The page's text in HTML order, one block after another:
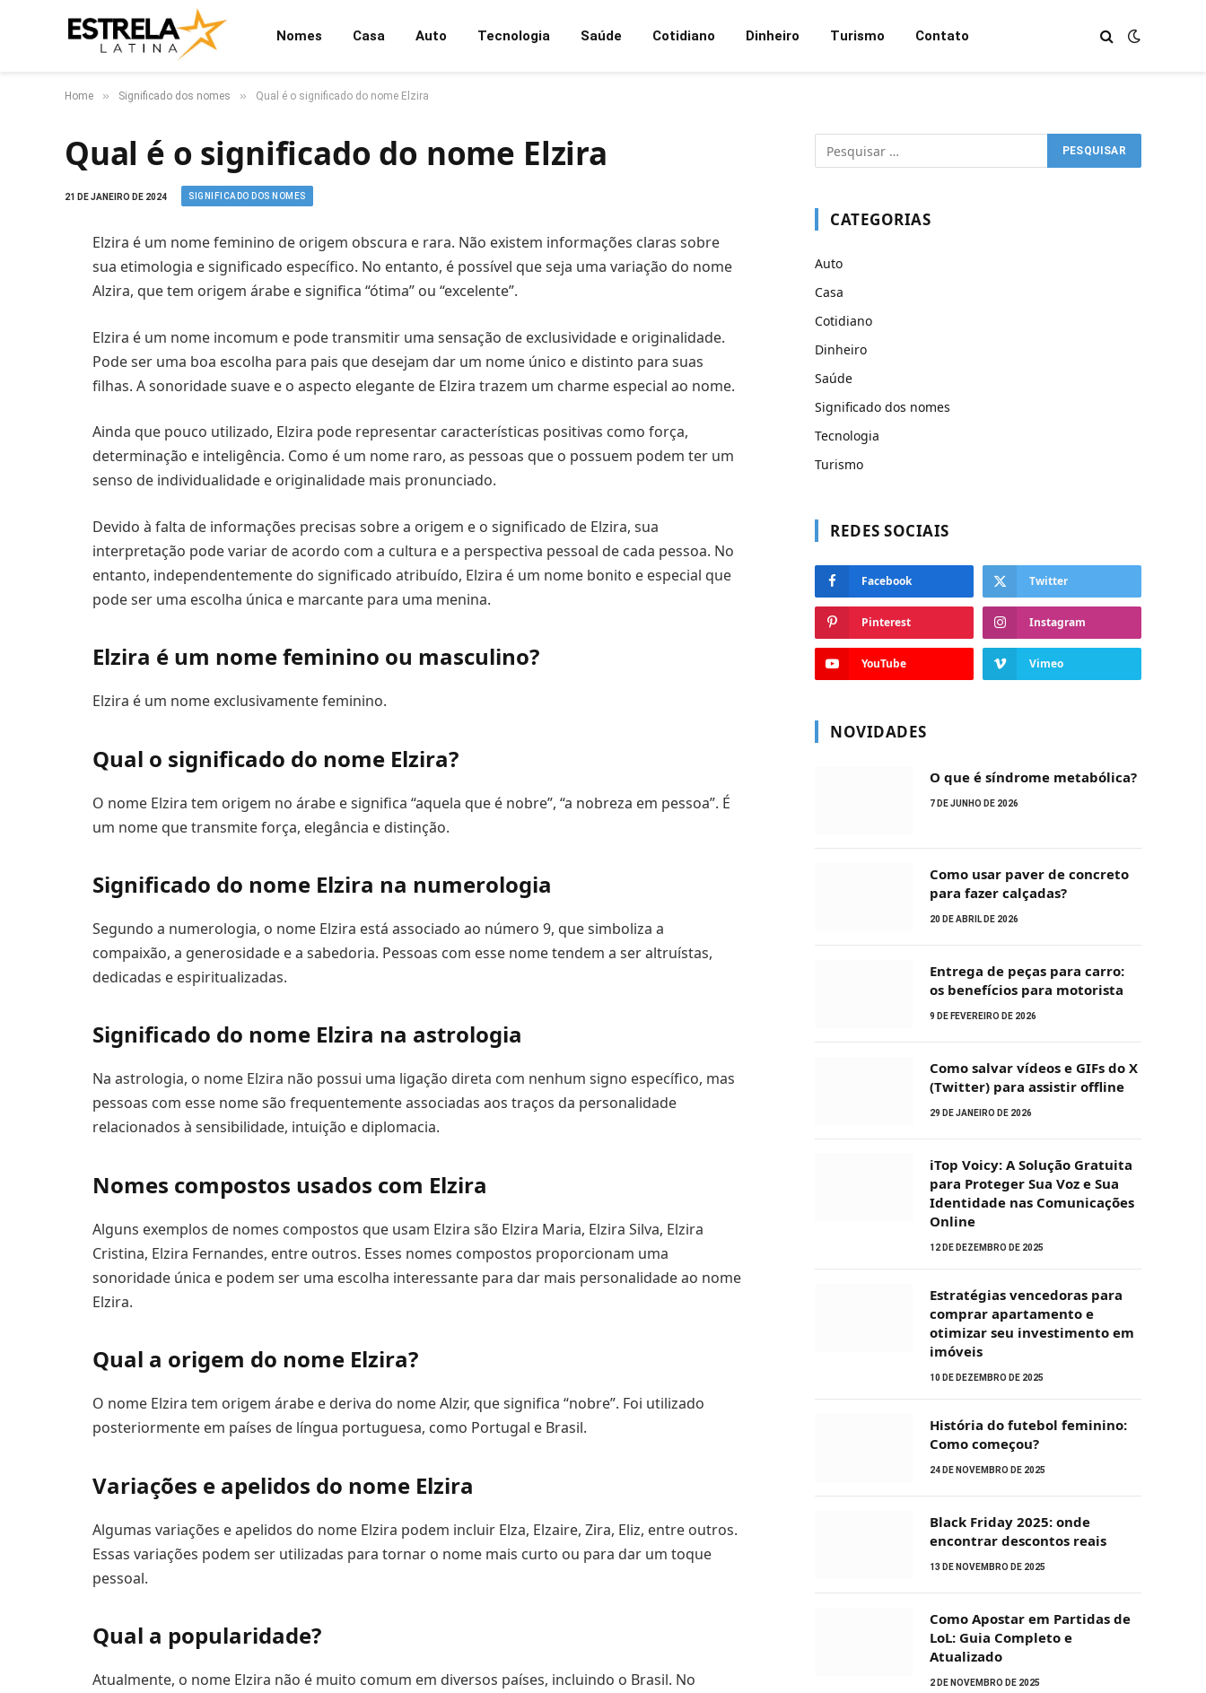
Nomes Casa Auto Tecnologia Saúde Cotidiano Dinheiro Turismo Contato
Home » Significado dos nomes » Qual é o significado do nome Elzira
Qual é o significado do nome Elzira
21 DE JANEIRO DE 2024 SIGNIFICADO DOS NOMES
Elzira é um nome feminino de origem obscura e rara. Não existem informações claras sobre
sua etimologia e significado específico. No entanto, é possível que seja uma variação do nome
Alzira, que tem origem árabe e significa “ótima” ou “excelente”.
Elzira é um nome incomum e pode transmitir uma sensação de exclusividade e originalidade.
Pode ser uma boa escolha para pais que desejam dar um nome único e distinto para suas
filhas. A sonoridade suave e o aspecto elegante de Elzira trazem um charme especial ao nome.
Ainda que pouco utilizado, Elzira pode representar características positivas como força,
determinação e inteligência. Como é um nome raro, as pessoas que o possuem podem ter um
senso de individualidade e originalidade mais pronunciado.
Devido à falta de informações precisas sobre a origem e o significado de Elzira, sua
interpretação pode variar de acordo com a cultura e a perspectiva pessoal de cada pessoa. No
entanto, independentemente do significado atribuído, Elzira é um nome bonito e especial que
pode ser uma escolha única e marcante para uma menina.
Elzira é um nome feminino ou masculino?
Elzira é um nome exclusivamente feminino.
Qual o significado do nome Elzira?
O nome Elzira tem origem no árabe e significa “aquela que é nobre”, “a nobreza em pessoa”. É
um nome que transmite força, elegância e distinção.
Significado do nome Elzira na numerologia
Segundo a numerologia, o nome Elzira está associado ao número 9, que simboliza a
compaixão, a generosidade e a sabedoria. Pessoas com esse nome tendem a ser altruístas,
dedicadas e espiritualizadas.
Significado do nome Elzira na astrologia
Na astrologia, o nome Elzira não possui uma ligação direta com nenhum signo específico, mas
pessoas com esse nome são frequentemente associadas aos traços da personalidade
relacionados à sensibilidade, intuição e diplomacia.
Nomes compostos usados com Elzira
Alguns exemplos de nomes compostos que usam Elzira são Elzira Maria, Elzira Silva, Elzira
Cristina, Elzira Fernandes, entre outros. Esses nomes compostos proporcionam uma
sonoridade única e podem ser uma escolha interessante para dar mais personalidade ao nome
Elzira.
Qual a origem do nome Elzira?
O nome Elzira tem origem árabe e deriva do nome Alzir, que significa “nobre”. Foi utilizado
posteriormente em países de língua portuguesa, como Portugal e Brasil.
Variações e apelidos do nome Elzira
Algumas variações e apelidos do nome Elzira podem incluir Elza, Elzaire, Zira, Eliz, entre outros.
Essas variações podem ser utilizadas para tornar o nome mais curto ou para dar um toque
pessoal.
Qual a popularidade?
Atualmente, o nome Elzira não é muito comum em diversos países, incluindo o Brasil. No
CATEGORIAS
Auto
Casa
Cotidiano
Dinheiro
Saúde
Significado dos nomes
Tecnologia
Turismo
REDES SOCIAIS
Facebook Twitter
Pinterest Instagram
YouTube Vimeo
NOVIDADES
O que é síndrome metabólica?
7 DE JUNHO DE 2026
Como usar paver de concreto
para fazer calçadas?
20 DE ABRIL DE 2026
Entrega de peças para carro:
os benefícios para motorista
9 DE FEVEREIRO DE 2026
Como salvar vídeos e GIFs do X
(Twitter) para assistir offline
29 DE JANEIRO DE 2026
iTop Voicy: A Solução Gratuita
para Proteger Sua Voz e Sua
Identidade nas Comunicações
Online
12 DE DEZEMBRO DE 2025
Estratégias vencedoras para
comprar apartamento e
otimizar seu investimento em
imóveis
10 DE DEZEMBRO DE 2025
História do futebol feminino:
Como começou?
24 DE NOVEMBRO DE 2025
Black Friday 2025: onde
encontrar descontos reais
13 DE NOVEMBRO DE 2025
Como Apostar em Partidas de
LoL: Guia Completo e
Atualizado
2 DE NOVEMBRO DE 2025